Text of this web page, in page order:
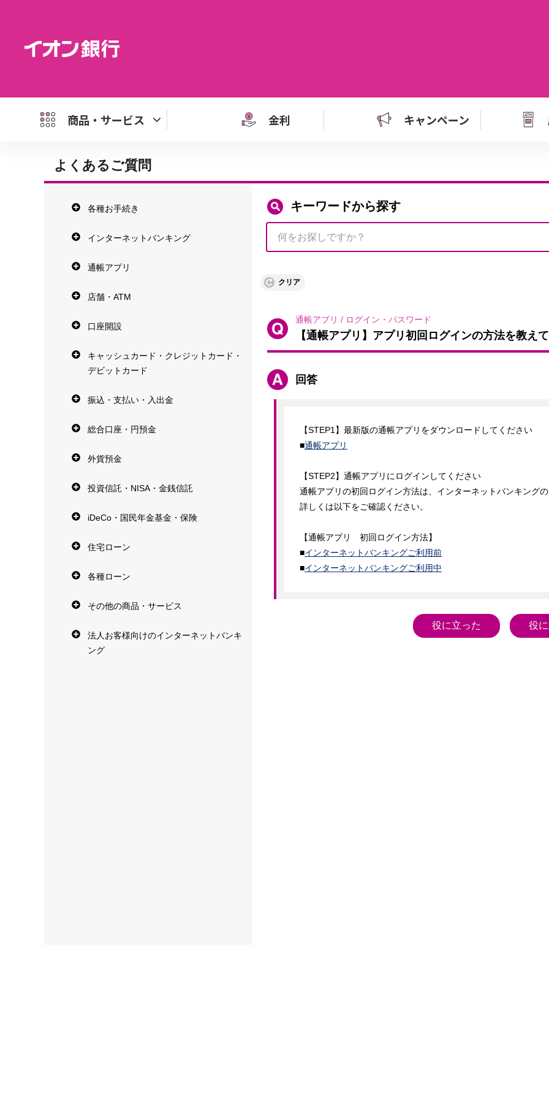
商品・サービス 金利 キャンペーン
よくあるご質問
各種お手続き
インターネットバンキング
通帳アプリ
店舗・ATM
口座開設
キャッシュカード・クレジットカード・
デビットカード
振込・支払い・入出金
総合口座・円預金
外貨預金
投資信託・NISA・金銭信託
iDeCo・国民年金基金・保険
住宅ローン
各種ローン
その他の商品・サービス
法人お客様向けのインターネットバンキ
ング
キーワードから探す
クリア
通帳アプリ / ログイン・パスワード
【通帳アプリ】アプリ初回ログインの方法を教えて
回答
【STEP1】最新版の通帳アプリをダウンロードしてください
■通帳アプリ
【STEP2】通帳アプリにログインしてください
通帳アプリの初回ログイン方法は、インターネットバンキング
詳しくは以下をご確認ください。
【通帳アプリ　初回ログイン方法】
■インターネットバンキングご利用前
■インターネットバンキングご利用中
役に立った 役